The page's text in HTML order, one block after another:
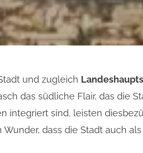
und zugleich
das südliche Flair, das die
sind, leisten
dass die Stadt auch